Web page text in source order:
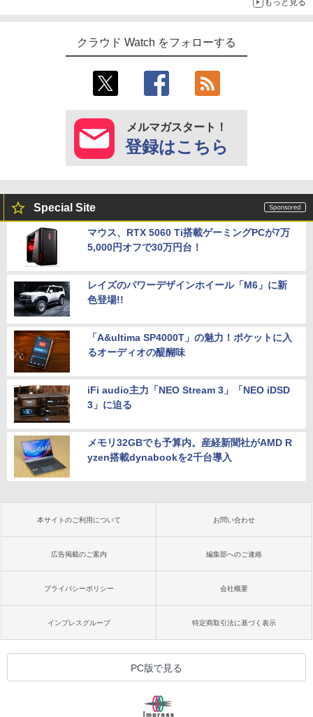
もっと見る
クラウド Watch をフォローする
メルマガスタート！
登録はこちら
Special Site
マウス、RTX 5060 Ti搭載ゲーミングPCが7万
5,000円オフで30万円台！
レイズのパワーデザインホイール「M6」に新
色登場!!
「A&ultima SP4000T」の魅力！ポケットに入
るオーディオの醍醐味
iFi audio主力「NEO Stream 3」「NEO iDSD
3」に迫る
メモリ32GBでも予算内。産経新聞社がAMD R
yzen搭載dynabookを2千台導入
本サイトのご利用について お問い合わせ
広告掲載のご案内 編集部へのご連絡
プライバシーポリシー 会社概要
インプレスグループ 特定商取引法に基づく表示
PC版で見る